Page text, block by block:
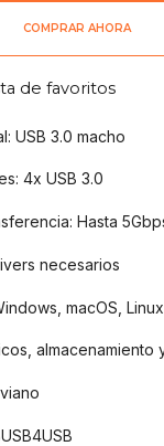
COMPRAR AHORA
de favoritos
USB 3.0 macho
4x USB 3.0
Hasta
necesarios
macOS, Linux
almacenamiento